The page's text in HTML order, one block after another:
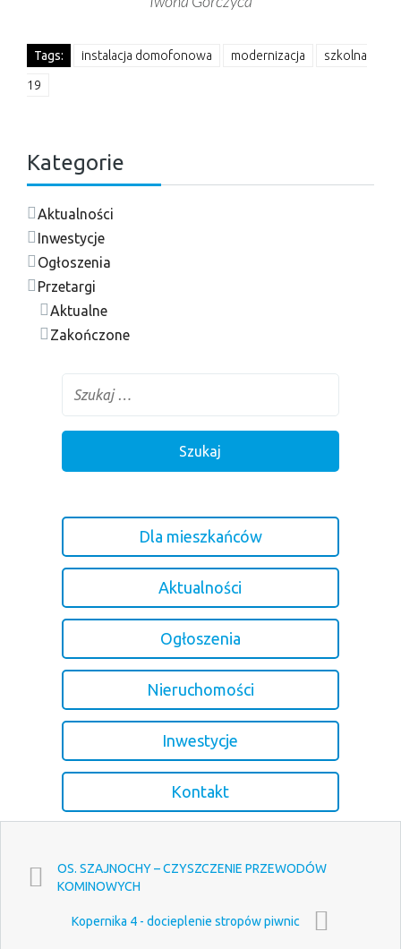
Tags: instalacja domofonowa modernizacja szkolna
19
Kategorie
Aktualności
Inwestycje
Ogłoszenia
Przetargi
Aktualne
Zakończone
Dla mieszkańców
Aktualności
Ogłoszenia
Nieruchomości
Inwestycje
Kontakt
OS. SZAJNOCHY – CZYSZCZENIE PRZEWODÓW
KOMINOWYCH
Kopernika 4 - docieplenie stropów piwnic